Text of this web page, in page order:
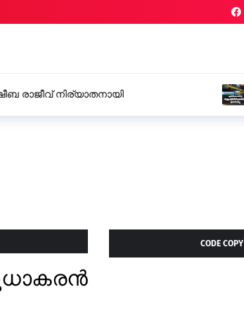
കഴിച്ച യുവാവ് ആശുപത്രിയിൽ മരിച്ചു
CODE COPY